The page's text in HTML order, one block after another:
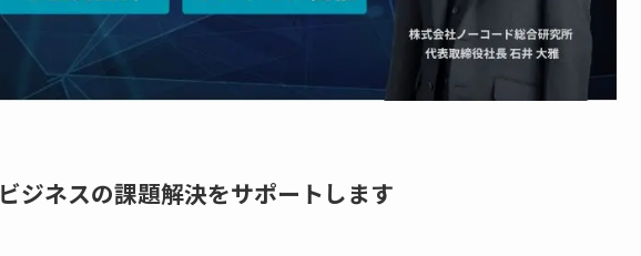
ビジネスの課題解決をサポートします